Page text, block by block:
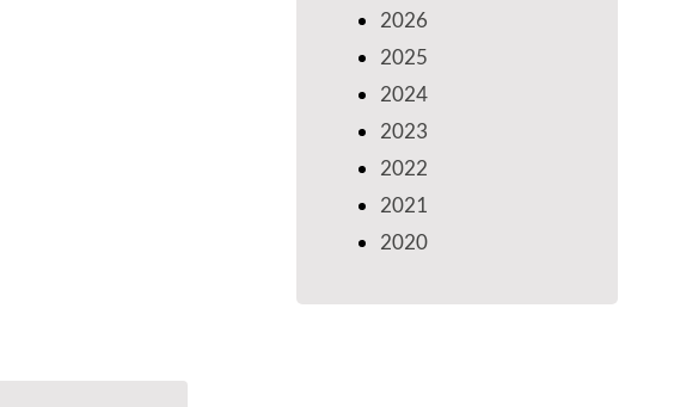
2026
2025
2024
2023
2022
2021
2020